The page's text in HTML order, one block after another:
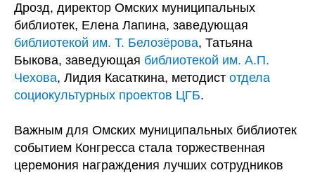
Дрозд, директор Омских муниципальных
библиотек, Елена Лапина, заведующая
библиотекой им. Т. Белозёрова, Татьяна
Быкова, заведующая библиотекой им. А.П.
Чехова, Лидия Касаткина, методист отдела
социокультурных проектов ЦГБ.
Важным для Омских муниципальных библиотек
событием Конгресса стала торжественная
церемония награждения лучших сотрудников